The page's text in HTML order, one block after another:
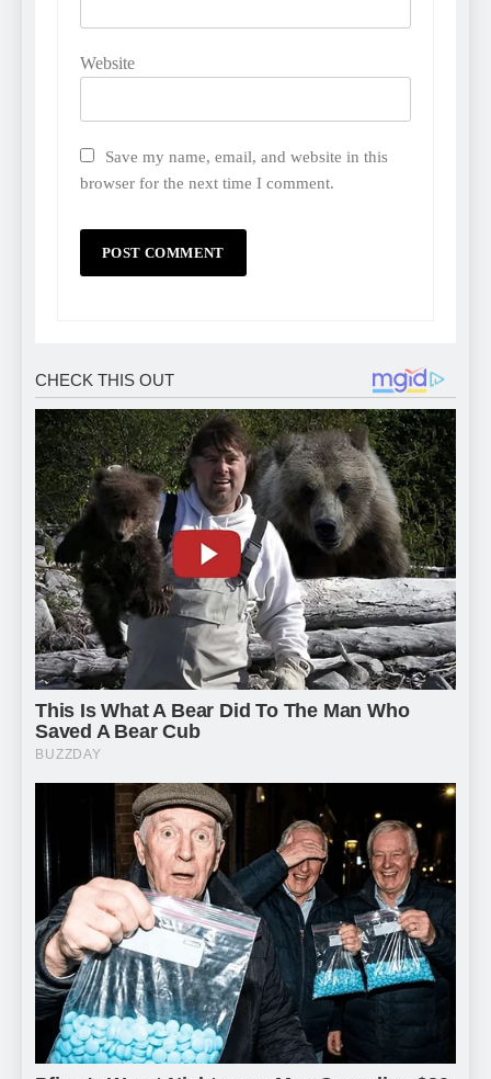
Website
Save my name, email, and website in this
browser for the next time I comment.